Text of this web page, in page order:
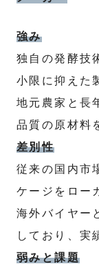
強み
独自の発酵技
小限に抑えた
地元農家と長
品質の原材料
差別性
従来の国内市
ケージをロー
海外バイヤー
しており、実
弱みと課題